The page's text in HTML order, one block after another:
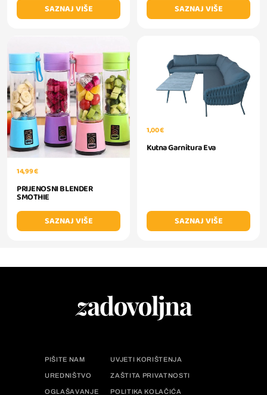
SAZNAJ VIŠE
SAZNAJ VIŠE
14,99 €
PRIJENOSNI BLENDER
SMOTHIE
SAZNAJ VIŠE
1,00 €
Kutna Garnitura Eva
SAZNAJ VIŠE
PIŠITE NAM UVJETI KORIŠTENJA
UREDNIŠTVO ZAŠTITA PRIVATNOSTI
OGLAŠAVANJE POLITIKA KOLAČIĆA